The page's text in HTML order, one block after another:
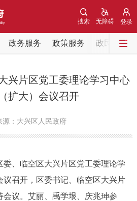
登录
无障碍
搜索
政务服务 政策服务 政民互动
会议信息
机构职能 政策服务
兴片区党工委理论学习中心
扩大）会议召开
源：大兴区人民政府
、临空区大兴片区党工委理论学
议召开，区委书记、临空区大兴片
会议。艾丽、禹学垠、庆兆珅参